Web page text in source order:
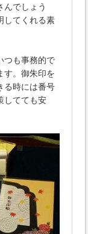
んでしょう
してくれる素
つも事務的で
す。御朱印を
る時には番号
してても安